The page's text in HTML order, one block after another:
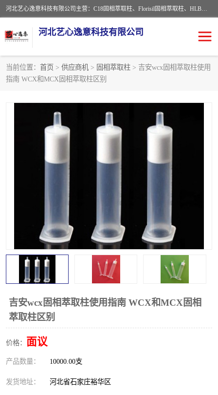
河北艺心逸意科技有限公司主营：C18固相萃取柱、Florisil固相萃取柱、HLB固相萃取柱、MCX固相萃取柱、QuEChERS、固相萃取空柱、针式过滤器 、固相萃取柱、黄曲霉毒素亲和柱。全国咨询热线：18630105913。河北艺心逸意科技有限公司接受来样定做，我们秉承着“顾客至上，锐意进取”的经营理念，坚持客户至上的原则为广大客户提供优质的服务，欢迎广大客户惠顾！免费咨询！
河北艺心逸意科技有限公司
当前位置： 首页 > 供应商机 > 固相萃取柱 > 吉安wcx固相萃取柱使用
指南 WCX和MCX固相萃取柱区别
吉安wcx固相萃取柱使用指南 WCX和MCX固相
萃取柱区别
价格： 面议
产品数量： 10000.00支
发货地址： 河北省石家庄裕华区
固相萃取柱
QuEChERS SPE填料
过滤器/滤膜
96孔板